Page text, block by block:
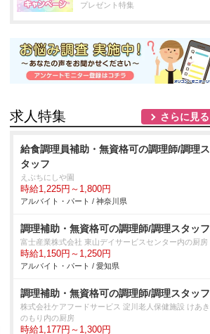
プレゼント特集
求人特集 さらに見る
給食調理員補助・無資格可の調理師/調理ス
タッフ
えぶちにしや園
時給1,225円～1,800円
アルバイト・パート / 神奈川県
調理補助・無資格可の調理師/調理スタッフ
富士産業株式会社 東山デイサービスセンター内の厨房
時給1,150円～1,250円
アルバイト・パート / 愛知県
調理補助・無資格可の調理師/調理スタッフ
株式会社ケアフードサービス 淀川老人保健施設 けあき
のもり内の厨房
時給1,177円～1,300円